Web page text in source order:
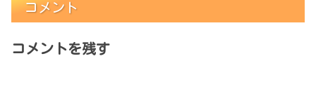
コメント
コメントを残す